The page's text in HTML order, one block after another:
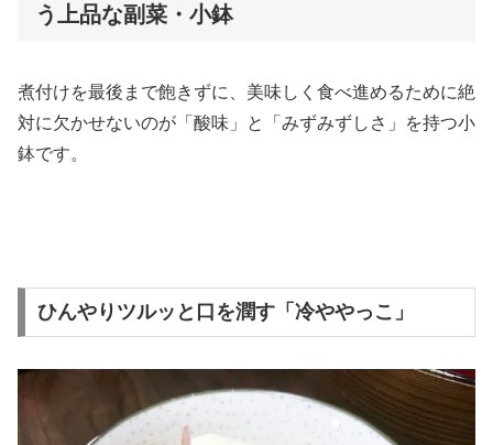
う上品な副菜・小鉢
煮付けを最後まで飽きずに、美味しく食べ進めるために絶
対に欠かせないのが「酸味」と「みずみずしさ」を持つ小
鉢です。
ひんやりツルッと口を潤す「冷ややっこ」